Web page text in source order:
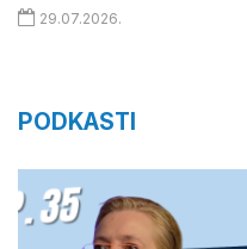
29.07.2026.
PODKASTI